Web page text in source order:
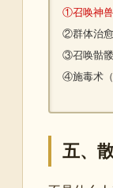
①召唤神兽
②群体治愈
③召唤骷髅
④施毒术（
五、